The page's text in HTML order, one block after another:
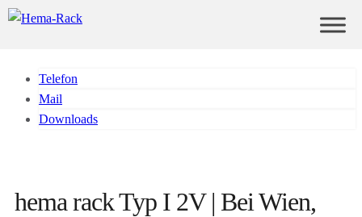
Telefon
Mail
Downloads
hema rack Typ I 2V | Bei Wien,